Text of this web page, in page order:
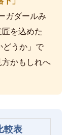
ガダールみ
を込めた
どうか」で
かもしれへ
較表